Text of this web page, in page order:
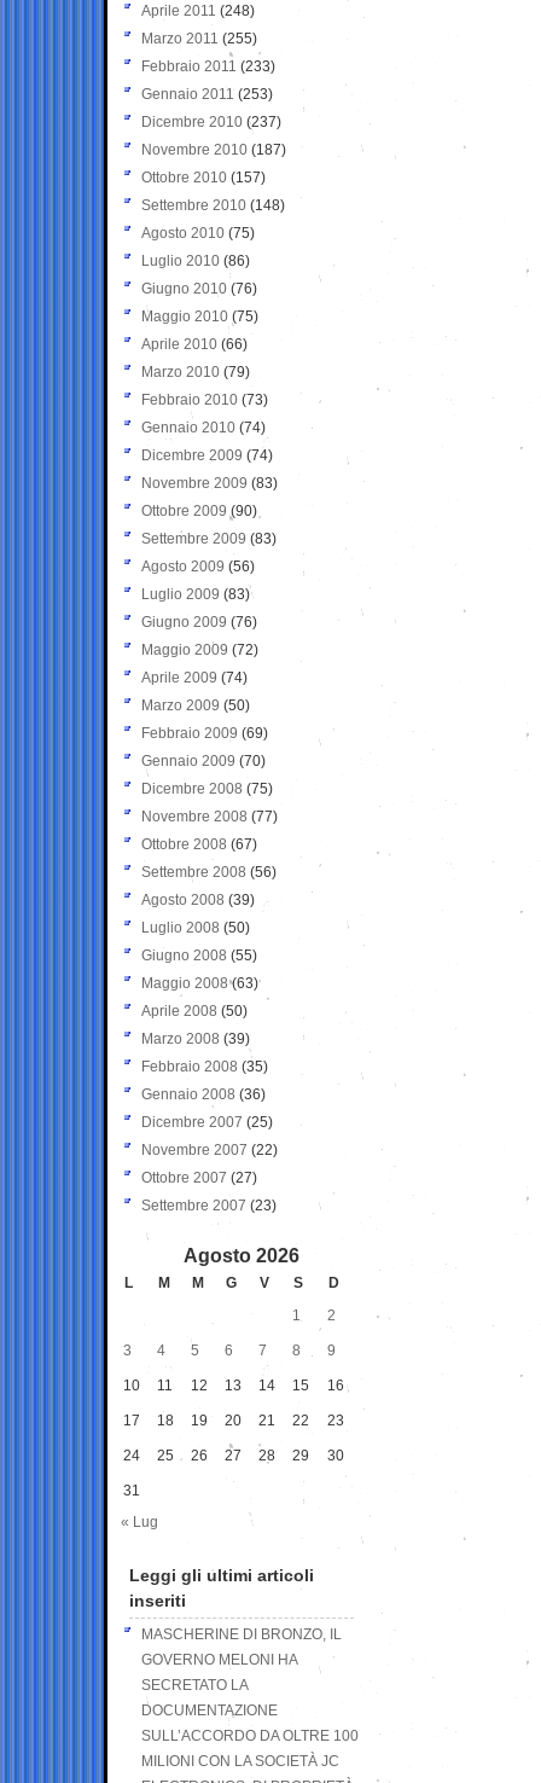
Aprile 2011 (248)
Marzo 2011 (255)
Febbraio 2011 (233)
Gennaio 2011 (253)
Dicembre 2010 (237)
Novembre 2010 (187)
Ottobre 2010 (157)
Settembre 2010 (148)
Agosto 2010 (75)
Luglio 2010 (86)
Giugno 2010 (76)
Maggio 2010 (75)
Aprile 2010 (66)
Marzo 2010 (79)
Febbraio 2010 (73)
Gennaio 2010 (74)
Dicembre 2009 (74)
Novembre 2009 (83)
Ottobre 2009 (90)
Settembre 2009 (83)
Agosto 2009 (56)
Luglio 2009 (83)
Giugno 2009 (76)
Maggio 2009 (72)
Aprile 2009 (74)
Marzo 2009 (50)
Febbraio 2009 (69)
Gennaio 2009 (70)
Dicembre 2008 (75)
Novembre 2008 (77)
Ottobre 2008 (67)
Settembre 2008 (56)
Agosto 2008 (39)
Luglio 2008 (50)
Giugno 2008 (55)
Maggio 2008(63)
Aprile 2008 (50)
Marzo 2008 (39)
Febbraio 2008 (35)
Gennaio 2008 (36)
Dicembre 2007 (25)
Novembre 2007 (22)
Ottobre 2007 (27)
Settembre 2007 (23)
Agosto 2026
L M M G V S
D
1
2
3 4 5 6 7 8 9
10 11 12 13 14 15 16
17 18 19 20 21 22 23
24 25 26 27 28 29 30
31
« Lug
Leggi gli ultimi articoli
inseriti
MASCHERINE DI BRONZO, IL
GOVERNO MELONI HA
SECRETATO LA
DOCUMENTAZIONE
SULL’ACCORDO DA OLTRE 100
MILIONI CON LA SOCIETÀ JC